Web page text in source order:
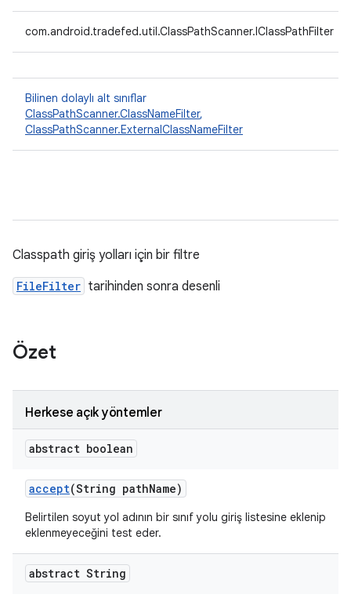
com.android.tradefed.util.ClassPathScanner.IClassPathFilter
Bilinen dolaylı alt sınıflar
ClassPathScanner.ClassNameFilter,
ClassPathScanner.ExternalClassNameFilter
Classpath giriş yolları için bir filtre
FileFilter tarihinden sonra desenli
Özet
Herkese açık yöntemler
abstract boolean
accept(String pathName)
Belirtilen soyut yol adının bir sınıf yolu giriş listesine eklenip
eklenmeyeceğini test eder.
abstract String